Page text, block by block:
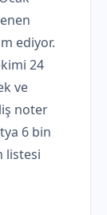
ediyor.
24
ve
noter
6 bin
listesi